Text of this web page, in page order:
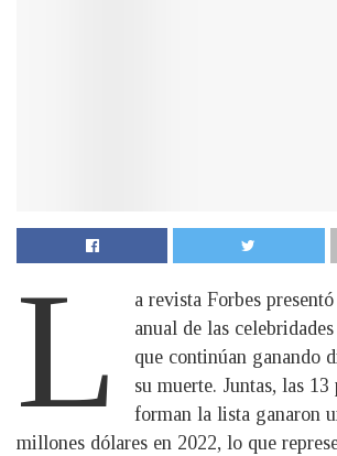
L
a revista Forbes
anual de las
que continúan ganando
su muerte. Juntas, las 13
forman la lista ganaron
millones dólares en 2022, lo que